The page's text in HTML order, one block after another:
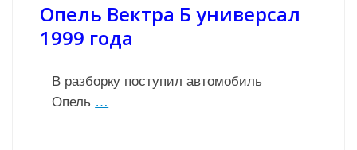
Опель Вектра Б универсал
1999 года
В разборку поступил автомобиль
Опель …